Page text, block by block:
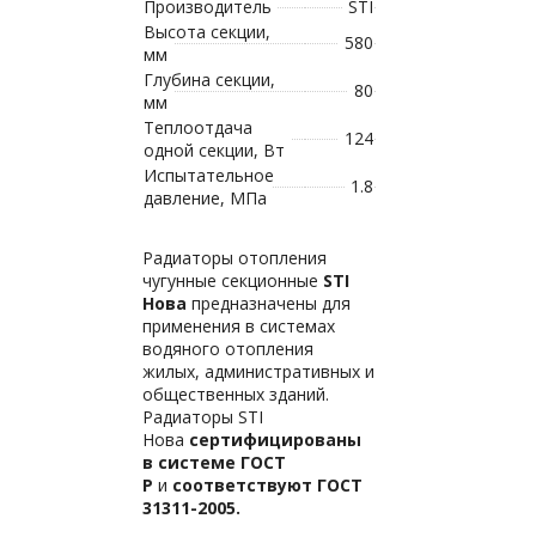
Производитель
STI
Высота секции,
мм
580
Глубина секции,
мм
80
Теплоотдача
одной секции, Вт
124
Испытательное
давление, МПа
1.8
Радиаторы отопления
чугунные секционные STI
Нова предназначены для
применения в системах
водяного отопления
жилых, административных и
общественных зданий.
Радиаторы STI
Нова сертифицированы
в системе ГОСТ
Р и соответствуют ГОСТ
31311-2005.